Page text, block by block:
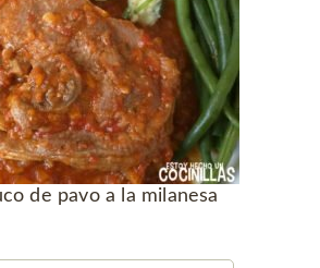
de pavo a la milanesa